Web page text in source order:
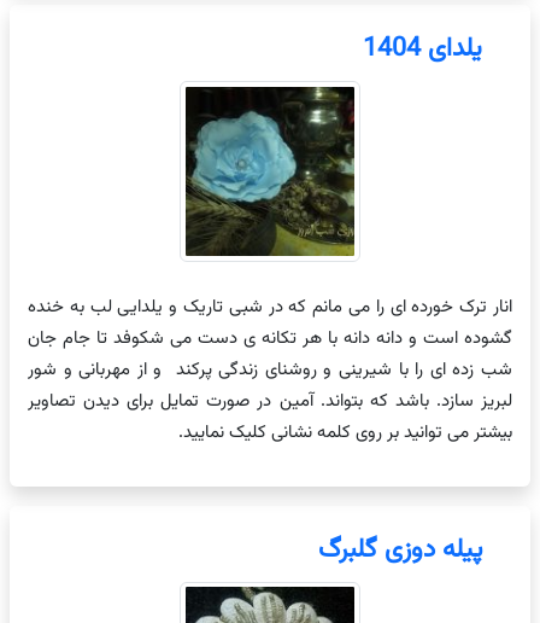
یلدای 1404
انار ترک خورده ای را می مانم که در شبی تاریک و یلدایی لب به خنده
گشوده است و دانه دانه با هر تکانه ی دست می شکوفد تا جام جان
شب زده ای را با شیرینی و روشنای زندگی پرکند و از مهربانی و شور
لبریز سازد. باشد که بتواند. آمین در صورت تمایل برای دیدن تصاویر
بیشتر می توانید بر روی کلمه نشانی کلیک نمایید.
پیله دوزی گلبرگ